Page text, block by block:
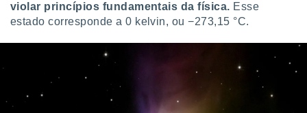
violar princípios fundamentais da física. Esse
estado corresponde a 0 kelvin, ou −273,15 °C.